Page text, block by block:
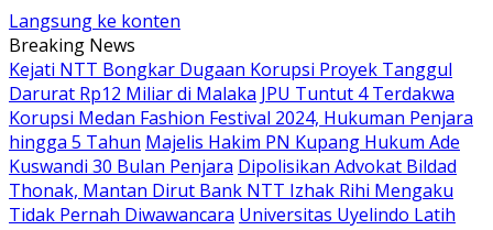
Langsung ke konten
Breaking News
Kejati NTT Bongkar Dugaan Korupsi Proyek Tanggul
Darurat Rp12 Miliar di Malaka JPU Tuntut 4 Terdakwa
Korupsi Medan Fashion Festival 2024, Hukuman Penjara
hingga 5 Tahun Majelis Hakim PN Kupang Hukum Ade
Kuswandi 30 Bulan Penjara Dipolisikan Advokat Bildad
Thonak, Mantan Dirut Bank NTT Izhak Rihi Mengaku
Tidak Pernah Diwawancara Universitas Uyelindo Latih